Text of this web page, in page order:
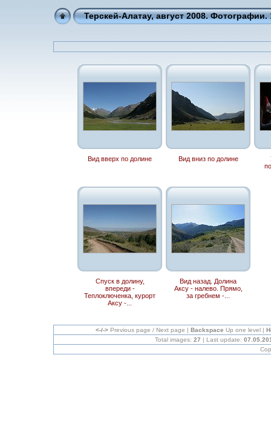
Терскей-Алатау, август 2008. Фотографии.
Вид вверх по долине Вид вниз по долине
Спуск в долину,
впереди -
Теплоключенка, курорт
Аксу -...
Вид назад. Долина
Аксу - налево. Прямо,
за гребнем -...
<-/-> Previous page / Next page | Backspace Up one level |
Total images: 27 | Last update: